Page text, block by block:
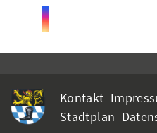
Kontakt
Stadtplan